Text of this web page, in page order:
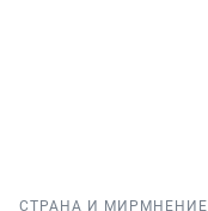
СТРАНА И МИР МНЕНИЕ